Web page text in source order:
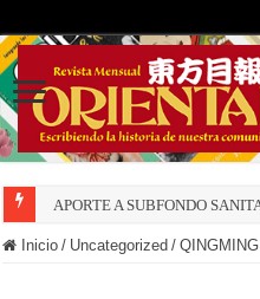
APORTE A SUBFONDO
Inicio / Uncategorized /